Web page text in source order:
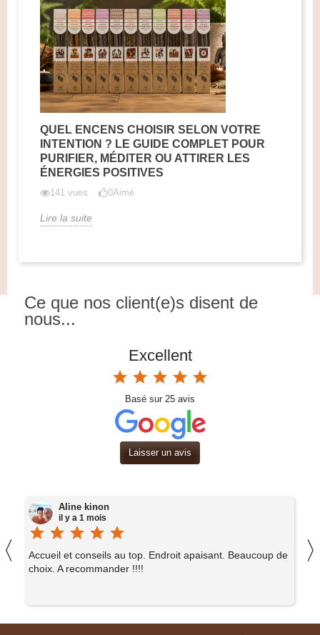
QUEL ENCENS CHOISIR SELON VOTRE
INTENTION ? LE GUIDE COMPLET POUR
PURIFIER, MÉDITER OU ATTIRER LES
ÉNERGIES POSITIVES
141 vues 0Aimé
Lire la suite
Ce que nos client(e)s disent de
nous...
Excellent
star star star star star
Basé sur 25 avis
Laisser un avis
Aline kinon
il y a 1 mois
star star star star star
Accueil et conseils au top. Endroit apaisant. Beaucoup de
choix. A recommander !!!!